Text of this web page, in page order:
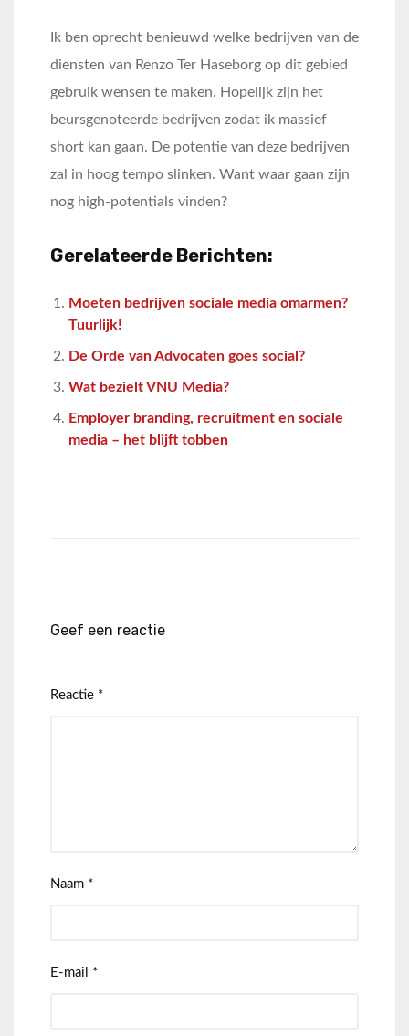
Ik ben oprecht benieuwd welke bedrijven van de
diensten van Renzo Ter Haseborg op dit gebied
gebruik wensen te maken. Hopelijk zijn het
beursgenoteerde bedrijven zodat ik massief
short kan gaan. De potentie van deze bedrijven
zal in hoog tempo slinken. Want waar gaan zijn
nog high-potentials vinden?
Gerelateerde Berichten:
Moeten bedrijven sociale media omarmen?
Tuurlijk!
De Orde van Advocaten goes social?
Wat bezielt VNU Media?
Employer branding, recruitment en sociale
media – het blijft tobben
Geef een reactie
Reactie *
Naam *
E-mail *